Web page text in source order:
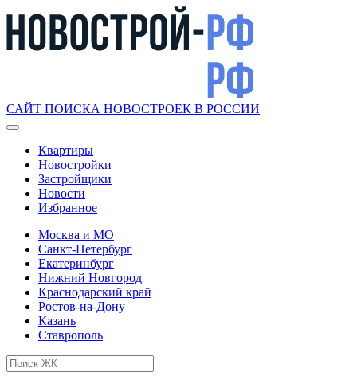
САЙТ ПОИСКА НОВОСТРОЕК В РОССИИ
Квартиры
Новостройки
Застройщики
Новости
Избранное
Москва и МО
Санкт-Петербург
Екатеринбург
Нижний Новгород
Краснодарский край
Ростов-на-Дону
Казань
Ставрополь